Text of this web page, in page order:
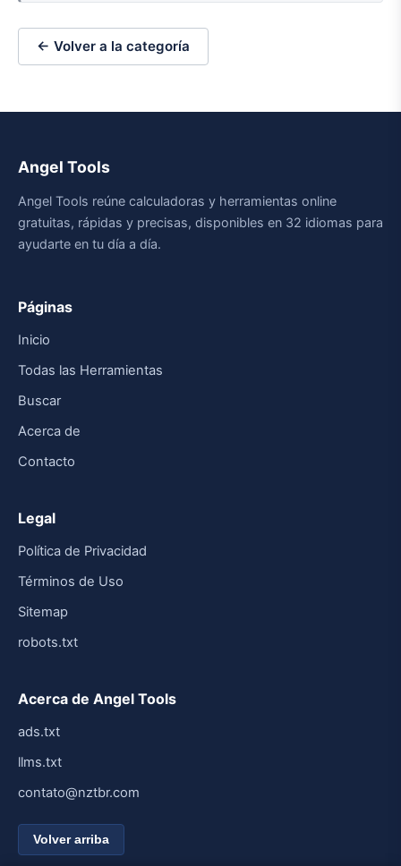
← Volver a la categoría
Angel Tools
Angel Tools reúne calculadoras y herramientas online
gratuitas, rápidas y precisas, disponibles en 32 idiomas para
ayudarte en tu día a día.
Páginas
Inicio
Todas las Herramientas
Buscar
Acerca de
Contacto
Legal
Política de Privacidad
Términos de Uso
Sitemap
robots.txt
Acerca de Angel Tools
ads.txt
llms.txt
contato@nztbr.com
Volver arriba